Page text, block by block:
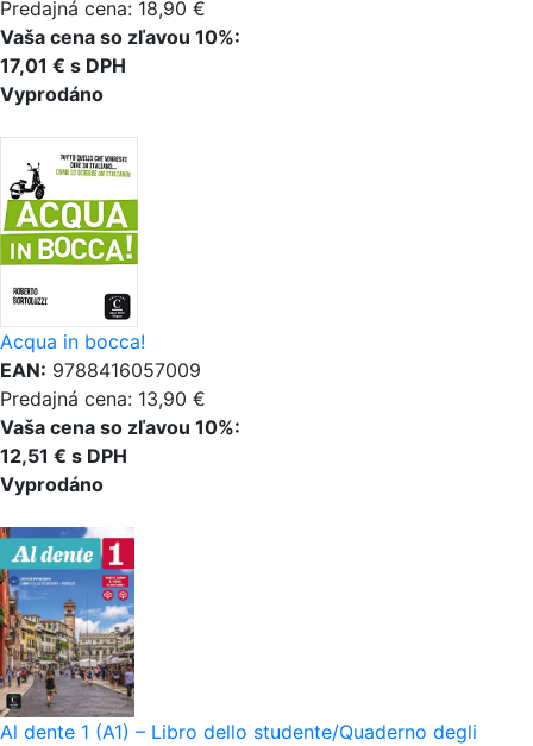
Predajná cena: 18,90 €
Vaša cena so zľavou 10%:
17,01 € s DPH
Vyprodáno
Acqua in bocca!
EAN: 9788416057009
Predajná cena: 13,90 €
Vaša cena so zľavou 10%:
12,51 € s DPH
Vyprodáno
Al dente 1 (A1) – Libro dello studente/Quaderno degli